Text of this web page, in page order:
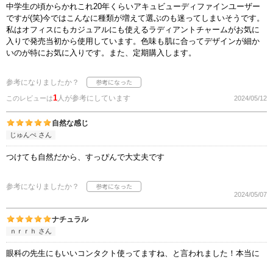
中学生の頃からかれこれ20年くらいアキュビューディファインユーザー
ですが(笑)今ではこんなに種類が増えて選ぶのも迷ってしまいそうです。
私はオフィスにもカジュアルにも使えるラディアントチャームがお気に
入りで発売当初から使用しています。色味も肌に合ってデザインが細か
いのが特にお気に入りです。また、定期購入します。
参考になりましたか？
このレビューは1人が参考にしています 2024/05/12
自然な感じ
じゅんぺ さん
つけても自然だから、すっぴんで大丈夫です
参考になりましたか？
2024/05/07
ナチュラル
ｎｒｒｈ さん
眼科の先生にもいいコンタクト使ってますね、と言われました！本当に